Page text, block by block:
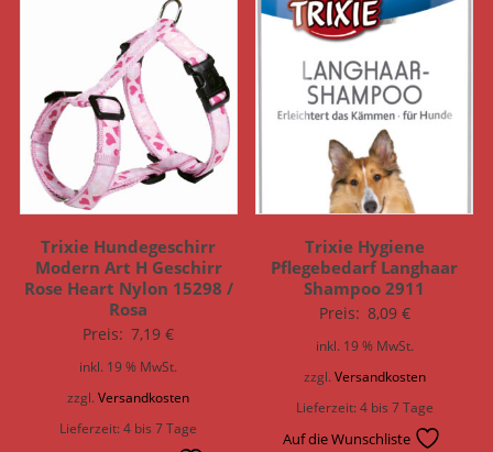
Trixie Hundegeschirr
Modern Art H Geschirr
Rose Heart Nylon 15298 /
Rosa
Preis: 7,19€
inkl. 19 % MwSt.
zzgl.Versandkosten
Lieferzeit:4 bis 7 Tage
Trixie Hygiene
Pflegebedarf Langhaar
Shampoo 2911
Preis: 8,09 €
inkl. 19 % MwSt.
zzgl.Versandkosten
Lieferzeit:4 bis 7 Tage
Auf die Wunschliste